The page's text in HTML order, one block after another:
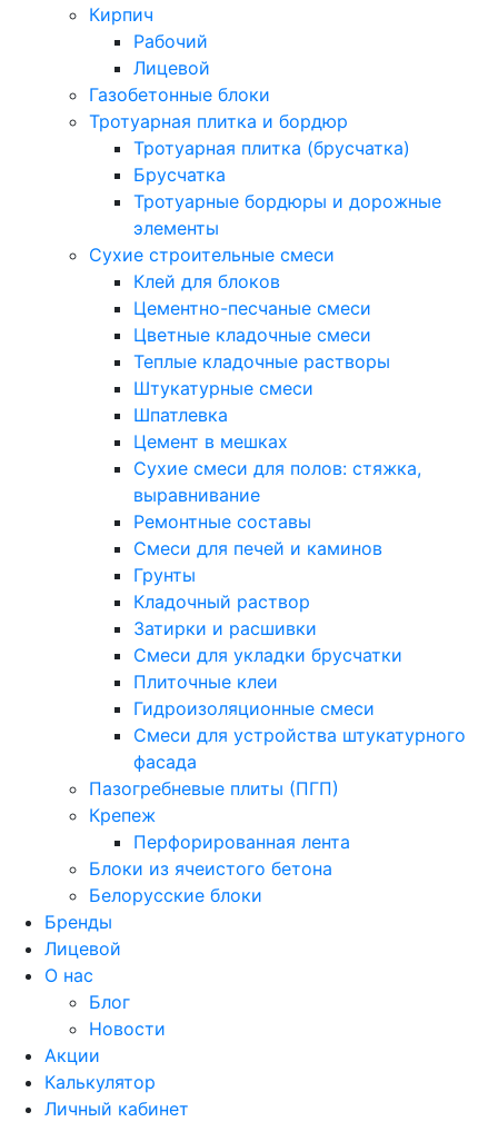
Кирпич
Рабочий
Лицевой
Газобетонные блоки
Тротуарная плитка и бордюр
Тротуарная плитка (брусчатка)
Брусчатка
Тротуарные бордюры и дорожные
элементы
Сухие строительные смеси
Клей для блоков
Цементно-песчаные смеси
Цветные кладочные смеси
Теплые кладочные растворы
Штукатурные смеси
Шпатлевка
Цемент в мешках
Сухие смеси для полов: стяжка,
выравнивание
Ремонтные составы
Смеси для печей и каминов
Грунты
Кладочный раствор
Затирки и расшивки
Смеси для укладки брусчатки
Плиточные клеи
Гидроизоляционные смеси
Смеси для устройства штукатурного
фасада
Пазогребневые плиты (ПГП)
Крепеж
Перфорированная лента
Блоки из ячеистого бетона
Белорусские блоки
Бренды
Лицевой
О нас
Блог
Новости
Акции
Калькулятор
Личный кабинет